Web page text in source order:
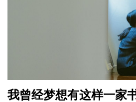
我曾经梦想有这样一家